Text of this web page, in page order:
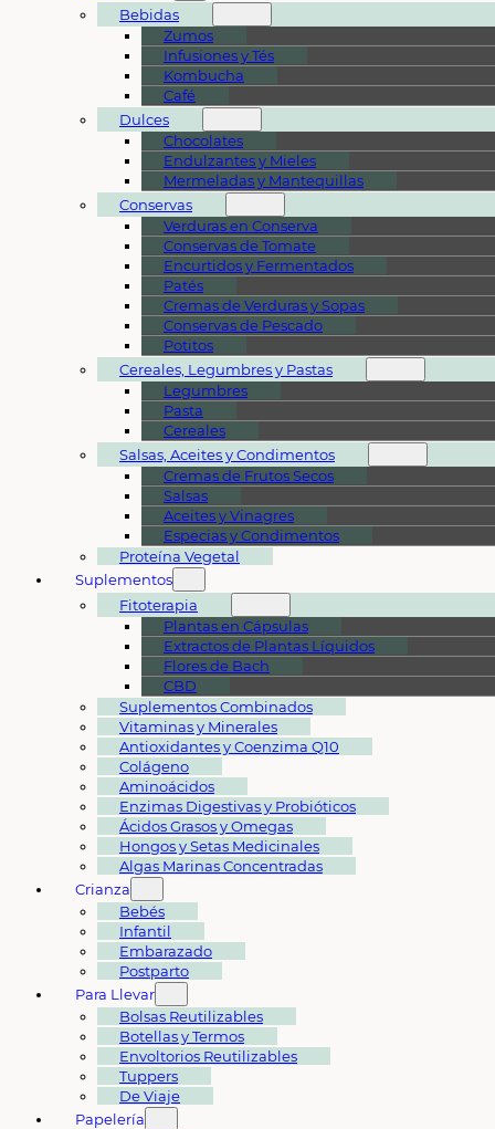
Bebidas
Zumos
Infusiones y Tés
Kombucha
Café
Dulces
Chocolates
Endulzantes y Mieles
Mermeladas y Mantequillas
Conservas
Verduras en Conserva
Conservas de Tomate
Encurtidos y Fermentados
Patés
Cremas de Verduras y Sopas
Conservas de Pescado
Potitos
Cereales, Legumbres y Pastas
Legumbres
Pasta
Cereales
Salsas, Aceites y Condimentos
Cremas de Frutos Secos
Salsas
Aceites y Vinagres
Especias y Condimentos
Proteína Vegetal
Suplementos
Fitoterapia
Plantas en Cápsulas
Extractos de Plantas Líquidos
Flores de Bach
CBD
Suplementos Combinados
Vitaminas y Minerales
Antioxidantes y Coenzima Q10
Colágeno
Aminoácidos
Enzimas Digestivas y Probióticos
Ácidos Grasos y Omegas
Hongos y Setas Medicinales
Algas Marinas Concentradas
Crianza
Bebés
Infantil
Embarazado
Postparto
Para Llevar
Bolsas Reutilizables
Botellas y Termos
Envoltorios Reutilizables
Tuppers
De Viaje
Papelería